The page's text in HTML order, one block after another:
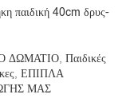
παιδική 40cm δρυς-
ΔΩΜΑΤΙΟ, Παιδικές
, ΕΠΙΠΛΑ
ΜΑΣ